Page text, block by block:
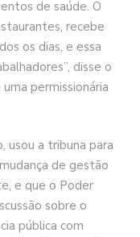
de saúde. O
recebe
os dias, e essa
disse o
permissionária
usou a tribuna para
de gestão
e que o Poder
sobre o
pública com